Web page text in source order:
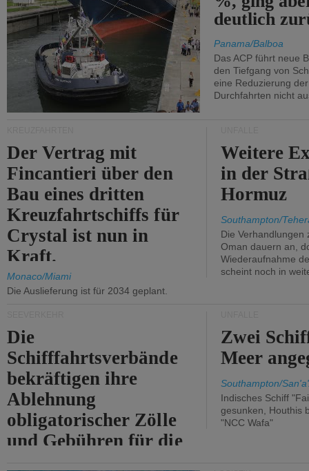
deutlich
Panama/Balboa
Das ACP führt neue
den Tiefgang von
eine Reduzierung
Durchfahrten nicht
Der Vertrag mit
Fincantieri über den
Bau eines dritten
Kreuzfahrtschiffs für
Crystal ist nun in
Kraft.
Monaco/Miami
Die Auslieferung ist für 2034 geplant.
Weitere
in der
Hormuz
Southampton/
Die Verhandlungen
Oman dauern an,
Wiederaufnahme
scheint noch in
Die
Schifffahrtsverbände
bekräftigen ihre
Ablehnung
obligatorischer Zölle
und Gebühren für die
Zwei
Meer
Southampton/
Indisches Schiff
gesunken, Houthis
"NCC Wafa"